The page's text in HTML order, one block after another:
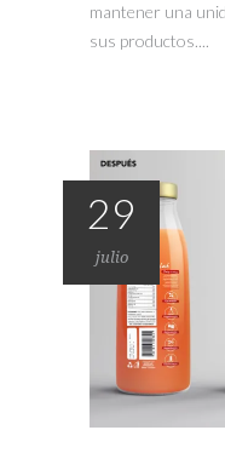
mantener una
sus productos....
29
julio